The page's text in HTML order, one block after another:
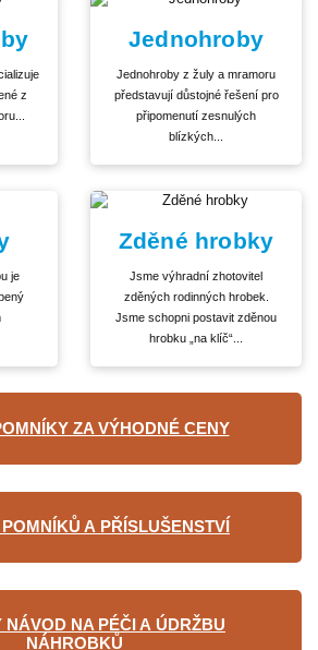
z
Jednohroby
Jednohroby z žuly a mramoru
představují důstojné řešení pro
připomenutí zesnulých
blízkých...
je
Zděné hrobky
Jsme výhradní zhotovitel
zděných rodinných hrobek.
Jsme schopni postavit zděnou
hrobku „na klíč“...
ZA VÝHODNÉ CENY
A PŘÍSLUŠENSTVÍ
NÁVOD NA PÉČI A ÚDRŽBU
NÁHROBKŮ